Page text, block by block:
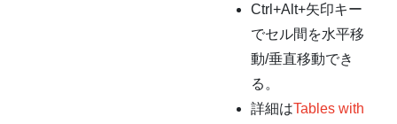
Ctrl+Alt+矢印キー
でセル間を水平移
動/垂直移動でき
る。
詳細はTables with